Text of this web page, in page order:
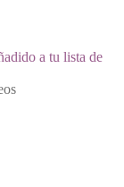
a tu lista de